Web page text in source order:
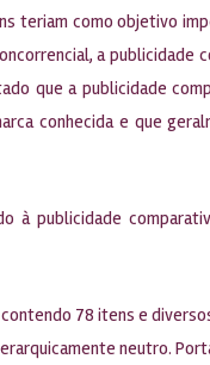
teriam como objetivo
a publicidade
que a publicidade
conhecida e que
à publicidade
78 itens e
neutro.